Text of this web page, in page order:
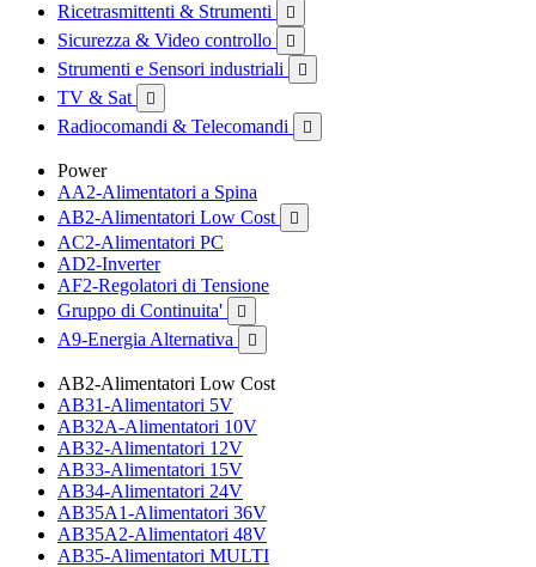
Ricetrasmittenti & Strumenti 
Sicurezza & Video controllo 
Strumenti e Sensori industriali 
TV & Sat 
Radiocomandi & Telecomandi 
Power
AA2-Alimentatori a Spina
AB2-Alimentatori Low Cost

AC2-Alimentatori PC
AD2-Inverter
AF2-Regolatori di Tensione
Gruppo di Continuita'

A9-Energia Alternativa 
AB2-Alimentatori Low Cost
AB31-Alimentatori 5V
AB32A-Alimentatori 10V
AB32-Alimentatori 12V
AB33-Alimentatori 15V
AB34-Alimentatori 24V
AB35A1-Alimentatori 36V
AB35A2-Alimentatori 48V
AB35-Alimentatori MULTI